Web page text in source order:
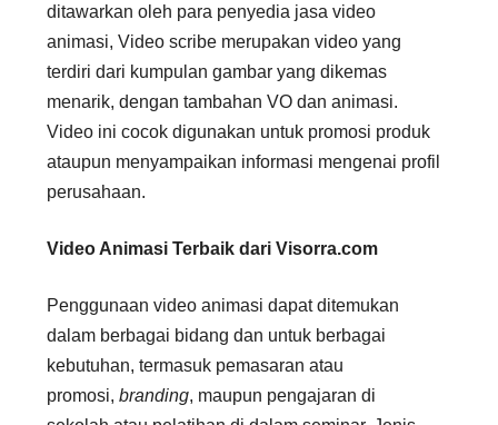
ditawarkan oleh para penyedia jasa video
animasi, Video scribe merupakan video yang
terdiri dari kumpulan gambar yang dikemas
menarik, dengan tambahan VO dan animasi.
Video ini cocok digunakan untuk promosi produk
ataupun menyampaikan informasi mengenai profil
perusahaan.
Video Animasi Terbaik dari Visorra.com
Penggunaan video animasi dapat ditemukan
dalam berbagai bidang dan untuk berbagai
kebutuhan, termasuk pemasaran atau
promosi, branding, maupun pengajaran di